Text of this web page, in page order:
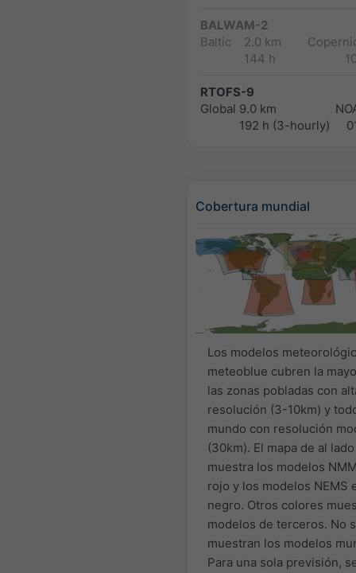
BALWAM-2
Baltic
2.0 km
144 h
RTOFS-9
Global 9.0 km
192 h (3-hourly)
Cobertura mundial
Los modelos
meteoblue cubren la
las zonas pobladas con
resolución (3-10km) y
mundo con resolución
(30km). El mapa de al lado
muestra los modelos
rojo y los modelos NEMS
negro. Otros colores
modelos de terceros. No
muestran los modelos
Para una sola previsión,